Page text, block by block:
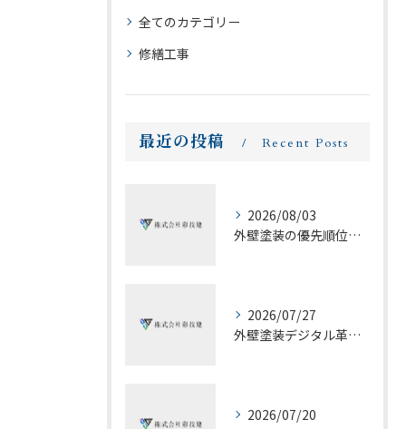
全てのカテゴリー
修繕工事
最近の投稿 Recent Posts
2026/08/03
外壁塗装の優先順位を大阪府で賢く決めるための助成金活用と業者選びの実践ポイント
2026/07/27
外壁塗装デジタル革命で失敗しない色選びとAI活用の新常識
2026/07/20